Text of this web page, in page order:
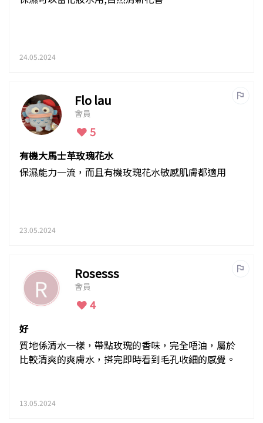
24.05.2024
Flo lau
會員
5
有機大馬士革玫瑰花水
保濕能力一流，而且有機玫瑰花水敏感肌膚都適用
23.05.2024
Rosesss
會員
4
好
質地係清水一樣，帶點玫瑰的香味，完全唔油，屬於
比較清爽的爽膚水，搽完即時看到毛孔收細的感覺。
13.05.2024